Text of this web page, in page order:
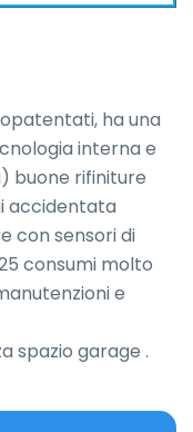
ha una
interna e
buone rifiniture
accidentata
con sensori di
consumi molto
e
spazio garage .